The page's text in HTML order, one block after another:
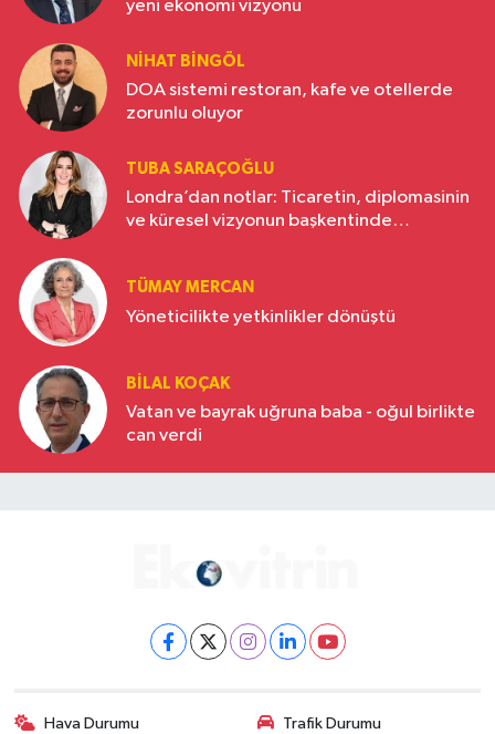
yeni ekonomi vizyonu
NIHAT BINGÖL
DOA sistemi restoran, kafe ve otellerde
zorunlu oluyor
TUBA SARAÇOĞLU
Londra’dan notlar: Ticaretin, diplomasinin
ve küresel vizyonun başkentinde
TÜMAY MERCAN
Yöneticilikte yetkinlikler dönüştü
BILAL KOÇAK
Vatan ve bayrak uğruna baba - oğul birlikte
can verdi
Hava Durumu Trafik Durumu